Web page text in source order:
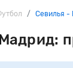
Севилья -